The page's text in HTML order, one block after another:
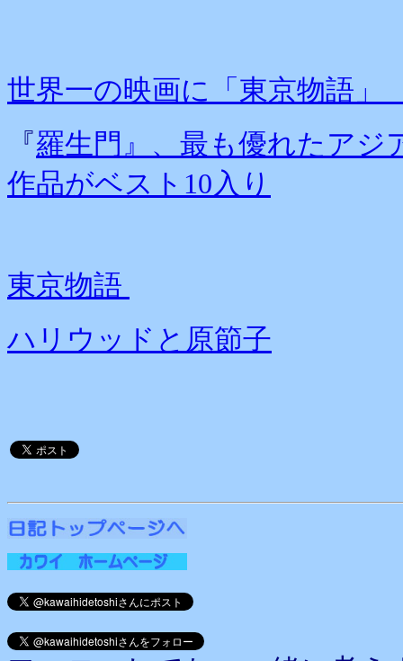
世界一の映画に「東京物語
『羅生門』、最も優れたアジ
作品がベスト10入り
東京物語
ハリウッドと原節子